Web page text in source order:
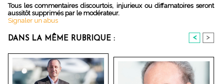
Tous les commentaires discourtois, injurieux ou diffamatoires seront
aussitôt supprimés par le modérateur.
Signaler un abus
DANS LA MÊME RUBRIQUE : < >